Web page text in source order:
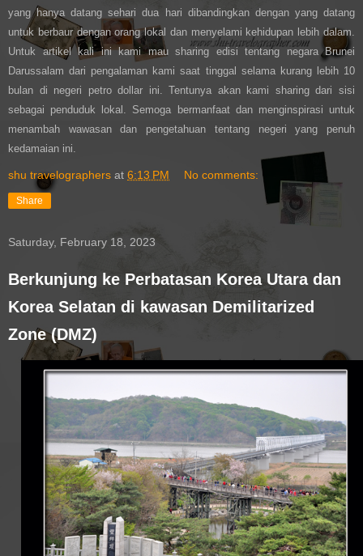
yang hanya datang sehari dua hari dibandingkan dengan yang datang
untuk berbaur dengan orang lokal dan menyelami kehidupan lebih dalam.
Untuk artikel kali ini kami mau sharing edisi tentang negara Brunei
Darussalam dari pengalaman kami saat tinggal selama kurang lebih 10
bulan di negeri petro dollar ini. Tentunya akan kami sharing dari sisi
sebagai penduduk lokal. Semoga bermanfaat dan menginspirasi untuk
menambah wawasan dan pengetahuan tentang negeri yang penuh
kedamaian ini.
shu travelographers at 6:13 PM No comments:
Share
Saturday, February 18, 2023
Berkunjung ke Perbatasan Korea Utara dan
Korea Selatan di kawasan Demilitarized
Zone (DMZ)